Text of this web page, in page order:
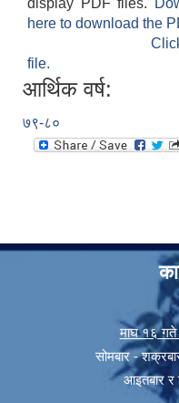
display PDF files.
here to download the
file.
आर्थिक वर्ष:
७९-८०
माघ १६ गते
सोमबार -
आइतबार र